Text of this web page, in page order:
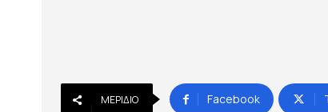
ΜΕΡΊΔΙΟ Facebook